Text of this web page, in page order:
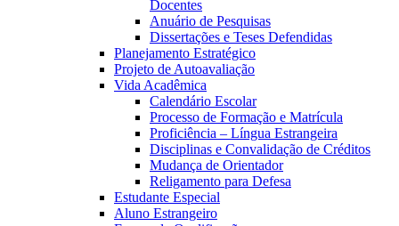
Docentes
Anuário de Pesquisas
Dissertações e Teses Defendidas
Planejamento Estratégico
Projeto de Autoavaliação
Vida Acadêmica
Calendário Escolar
Processo de Formação e Matrícula
Proficiência – Língua Estrangeira
Disciplinas e Convalidação de Créditos
Mudança de Orientador
Religamento para Defesa
Estudante Especial
Aluno Estrangeiro